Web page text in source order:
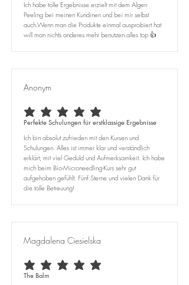
Ich habe tolle Ergebnisse erzielt mit dem Algen
Peeling bei meinen Kundinen und bei mir selbst
auch.Wenn man die Produkte einmal ausprobiert hat
will man nichts anderes mehr benutzen.alles top 👍
Anonym
durchschnittliches Rating ist 5 von 5
Perfekte Schulungen für erstklassige Ergebnisse
Ich bin absolut zufrieden mit den Kursen und
Schulungen. Alles ist immer klar und verständlich
erklärt, mit viel Geduld und Aufmerksamkeit. Ich habe
mich beim Bio-Microneedling-Kurs sehr gut
aufgehoben gefühlt. Fünf Sterne und vielen Dank für
die tolle Betreuung!
Magdalena Ciesielska
durchschnittliches Rating ist 5 von 5
The Balm